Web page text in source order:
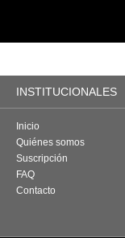
INSTITUCIONALES
Inicio
Quiénes somos
Suscripción
FAQ
Contacto